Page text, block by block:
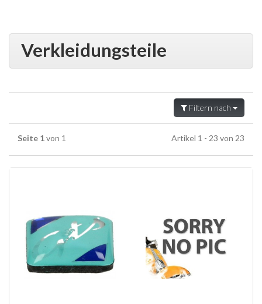
Verkleidungsteile
Filtern nach
Seite 1von 1 Artikel 1 - 23 von 23